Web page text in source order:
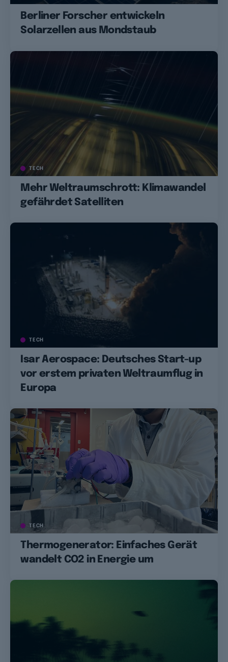
Berliner Forscher entwickeln
Solarzellen aus Mondstaub
TECH
Mehr Weltraumschrott: Klimawandel
gefährdet Satelliten
TECH
Isar Aerospace: Deutsches Start-up
vor erstem privaten Weltraumflug in
Europa
TECH
Thermogenerator: Einfaches Gerät
wandelt CO2 in Energie um